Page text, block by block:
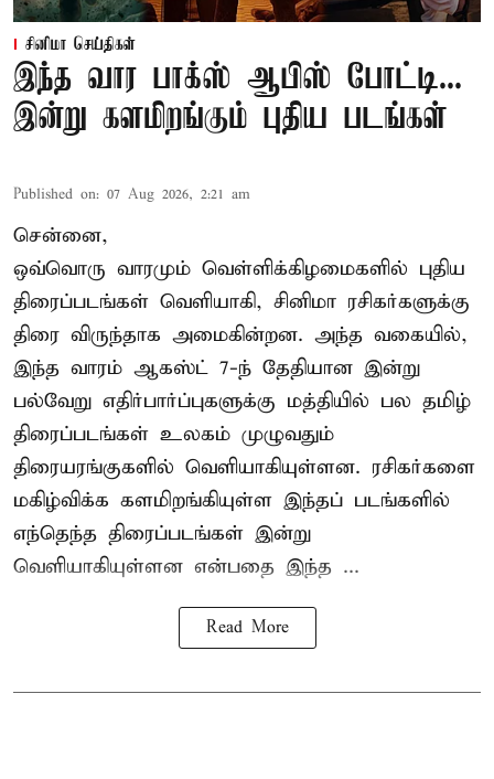
சினிமா செய்திகள்
இந்த வார பாக்ஸ் ஆபிஸ் போட்டி...
இன்று களமிறங்கும் புதிய படங்கள்
Published on: 07 Aug 2026, 2:21 am
சென்னை,
ஒவ்வொரு வாரமும் வெள்ளிக்கிழமைகளில் புதிய
திரைப்படங்கள் வெளியாகி, சினிமா ரசிகர்களுக்கு
திரை விருந்தாக அமைகின்றன. அந்த வகையில்,
இந்த வாரம் ஆகஸ்ட் 7-ந் தேதியான இன்று
பல்வேறு எதிர்பார்ப்புகளுக்கு மத்தியில் பல தமிழ்
திரைப்படங்கள் உலகம் முழுவதும்
திரையரங்குகளில் வெளியாகியுள்ளன. ரசிகர்களை
மகிழ்விக்க களமிறங்கியுள்ள இந்தப் படங்களில்
எந்தெந்த திரைப்படங்கள் இன்று
வெளியாகியுள்ளன என்பதை இந்த ...
Read More